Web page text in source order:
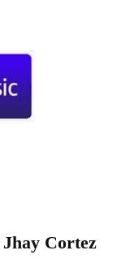
Jhay Cortez